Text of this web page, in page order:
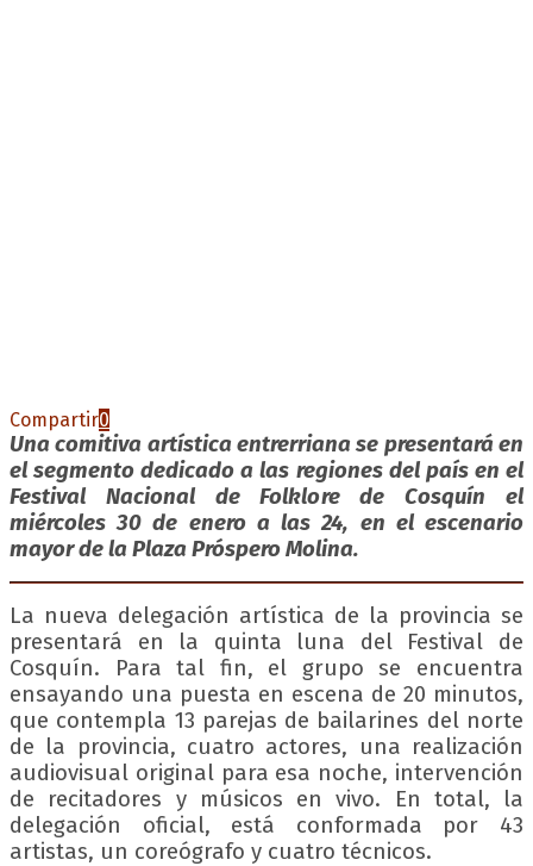
Compartir0
Una comitiva artística entrerriana se presentará en
el segmento dedicado a las regiones del país en el
Festival Nacional de Folklore de Cosquín el
miércoles 30 de enero a las 24, en el escenario
mayor de la Plaza Próspero Molina.
La nueva delegación artística de la provincia se
presentará en la quinta luna del Festival de
Cosquín. Para tal fin, el grupo se encuentra
ensayando una puesta en escena de 20 minutos,
que contempla 13 parejas de bailarines del norte
de la provincia, cuatro actores, una realización
audiovisual original para esa noche, intervención
de recitadores y músicos en vivo. En total, la
delegación oficial, está conformada por 43
artistas, un coreógrafo y cuatro técnicos.